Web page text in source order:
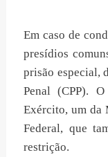
Em caso de
presídios
prisão especial,
Penal (CPP).
Exército, um da
Federal, que
restrição.